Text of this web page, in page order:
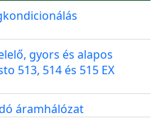
gyors és alapos
513, 514 és 515 EX
áramhálózat